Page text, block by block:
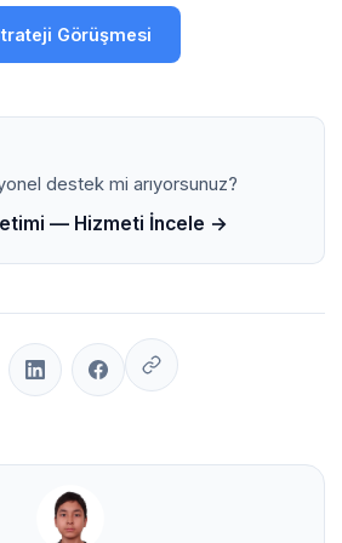
Görüşmesi
destek mi arıyorsunuz?
— Hizmeti İncele →